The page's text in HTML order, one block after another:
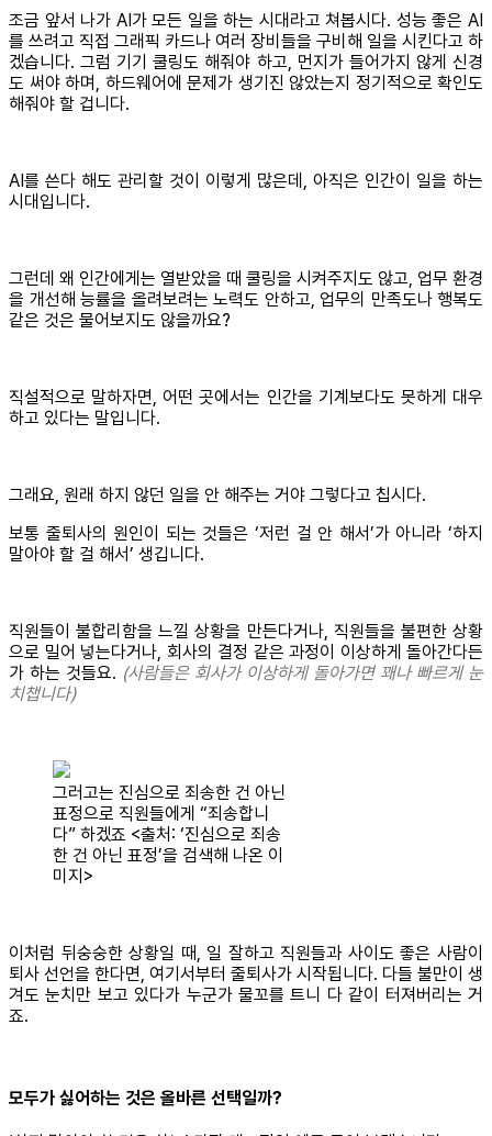
조금 앞서 나가 AI가 모든 일을 하는 시대라고 쳐봅시다. 성능 좋은 AI
를 쓰려고 직접 그래픽 카드나 여러 장비들을 구비해 일을 시킨다고 하
겠습니다. 그럼 기기 쿨링도 해줘야 하고, 먼지가 들어가지 않게 신경
도 써야 하며, 하드웨어에 문제가 생기진 않았는지 정기적으로 확인도
해줘야 할 겁니다.
AI를 쓴다 해도 관리할 것이 이렇게 많은데, 아직은 인간이 일을 하는
시대입니다.
그런데 왜 인간에게는 열받았을 때 쿨링을 시켜주지도 않고, 업무 환경
을 개선해 능률을 올려보려는 노력도 안하고, 업무의 만족도나 행복도
같은 것은 물어보지도 않을까요?
직설적으로 말하자면, 어떤 곳에서는 인간을 기계보다도 못하게 대우
하고 있다는 말입니다.
그래요, 원래 하지 않던 일을 안 해주는 거야 그렇다고 칩시다.
보통 줄퇴사의 원인이 되는 것들은 ‘저런 걸 안 해서’가 아니라 ‘하지
말아야 할 걸 해서’ 생깁니다.
직원들이 불합리함을 느낄 상황을 만든다거나, 직원들을 불편한 상황
으로 밀어 넣는다거나, 회사의 결정 같은 과정이 이상하게 돌아간다든
가 하는 것들요. (사람들은 회사가 이상하게 돌아가면 꽤나 빠르게 눈
치챕니다)
그러고는 진심으로 죄송한 건 아닌
표정으로 직원들에게 “죄송합니
다” 하겠죠 <출처: ‘진심으로 죄송
한 건 아닌 표정’을 검색해 나온 이
미지>
이처럼 뒤숭숭한 상황일 때, 일 잘하고 직원들과 사이도 좋은 사람이
퇴사 선언을 한다면, 여기서부터 줄퇴사가 시작됩니다. 다들 불만이 생
겨도 눈치만 보고 있다가 누군가 물꼬를 트니 다 같이 터져버리는 거
죠.
모두가 싫어하는 것은 올바른 선택일까?